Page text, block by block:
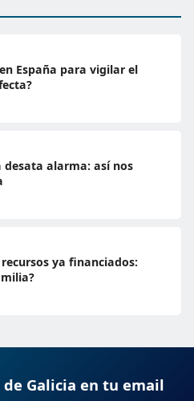
España para vigilar el
desata alarma: así nos
ya financiados:
Galicia en tu email